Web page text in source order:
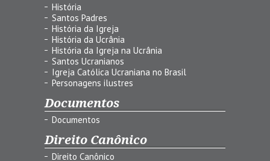
História
Santos Padres
História da Igreja
História da Ucrânia
História da Igreja na Ucrânia
Santos Ucranianos
Igreja Católica Ucraniana no Brasil
Personagens ilustres
Documentos
Documentos
Direito Canônico
Direito Canônico